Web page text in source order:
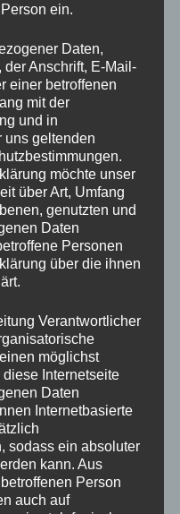
ein.
Daten,
Anschrift, E-Mail-
einer betroffenen
mit der
und in
uns geltenden
möchte unser
über Art, Umfang
genutzten und
Daten
Personen
über die ihnen
Verantwortlicher
möglichst
Internetseite
Daten
Internetbasierte
sodass ein absoluter
kann. Aus
Person
auch auf